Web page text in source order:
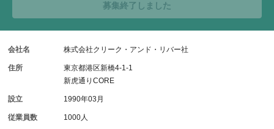
募集終了しました
会社名 株式会社クリーク・アンド・リバー社
住所
東京都港区新橋4-1-1
新虎通りCORE
設立 1990年03月
従業員数 1000人